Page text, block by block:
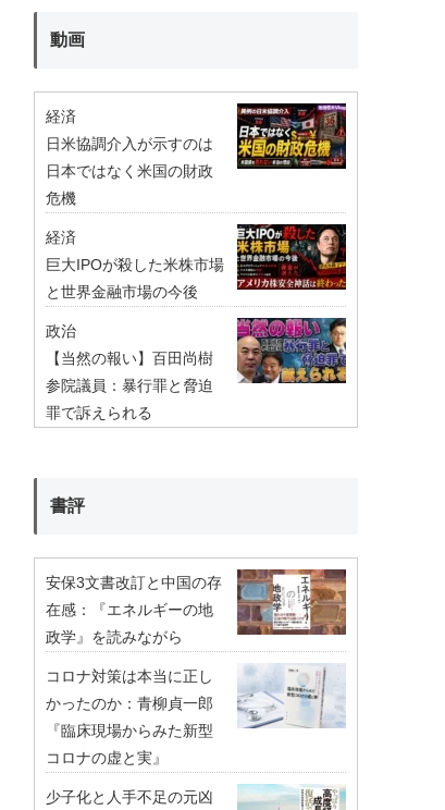
動画
経済
日米協調介入が示すのは
日本ではなく米国の財政
危機
経済
巨大IPOが殺した米株市場
と世界金融市場の今後
政治
【当然の報い】百田尚樹
参院議員：暴行罪と脅迫
罪で訴えられる
書評
安保3文書改訂と中国の存
在感：『エネルギーの地
政学』を読みながら
コロナ対策は本当に正し
かったのか：青柳貞一郎
『臨床現場からみた新型
コロナの虚と実』
少子化と人手不足の元凶